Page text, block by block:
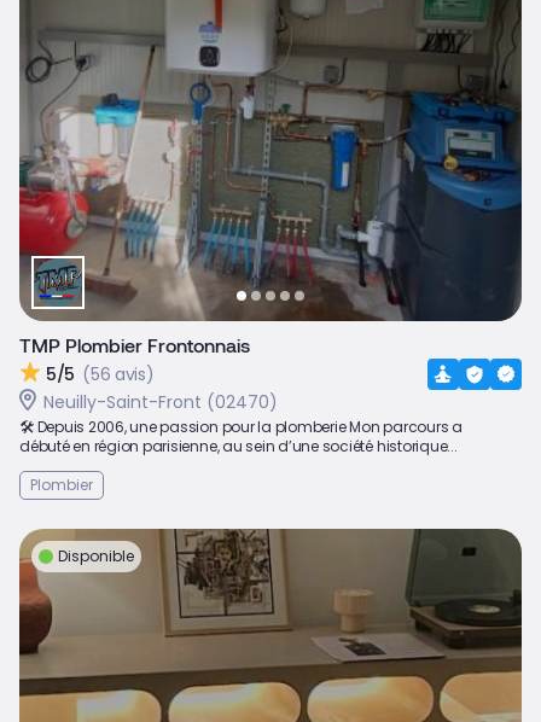
TMP Plombier Frontonnais
5/5 (56 avis)
Neuilly-Saint-Front (02470)
🛠 Depuis 2006, une passion pour la plomberie Mon parcours a
débuté en région parisienne, au sein d’une société historique...
Plombier
Disponible